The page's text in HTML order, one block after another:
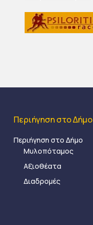
Περιήγηση στο Δήμο
Περιήγηση στο Δήμο
Μυλοπόταμος
Αξιοθέατα
Διαδρομές